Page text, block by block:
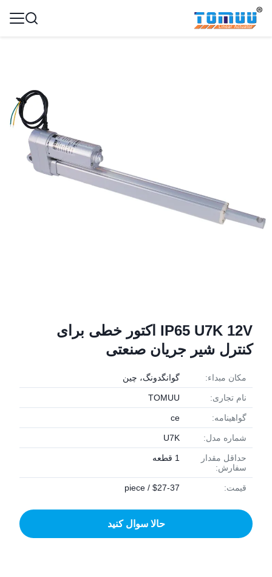
IP65 U7K 12V اکتور خطی برای
کنترل شیر جریان صنعتی
مکان مبداء: گوانگدونگ، چین
نام تجاری: TOMUU
گواهینامه: ce
شماره مدل: U7K
حداقل مقدار
سفارش:
1 قطعه
قیمت: $27-37 / piece
حالا سوال کنيد